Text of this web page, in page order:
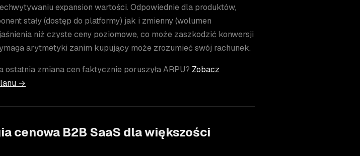
expansion wartości. Odpowiednie dla produktów,
stały (dostęp do platformy) jak i zmienny (wolumen
niż czyste ceny poziomowe, co może zaszkodzić konwersji
arytmetyki zanim kupujący może zrozumieć swój rachunek.
ostatnia zmiana cen faktycznie poruszyła ARPU? Zobacz
→
cenowa B2B SaaS dla większości